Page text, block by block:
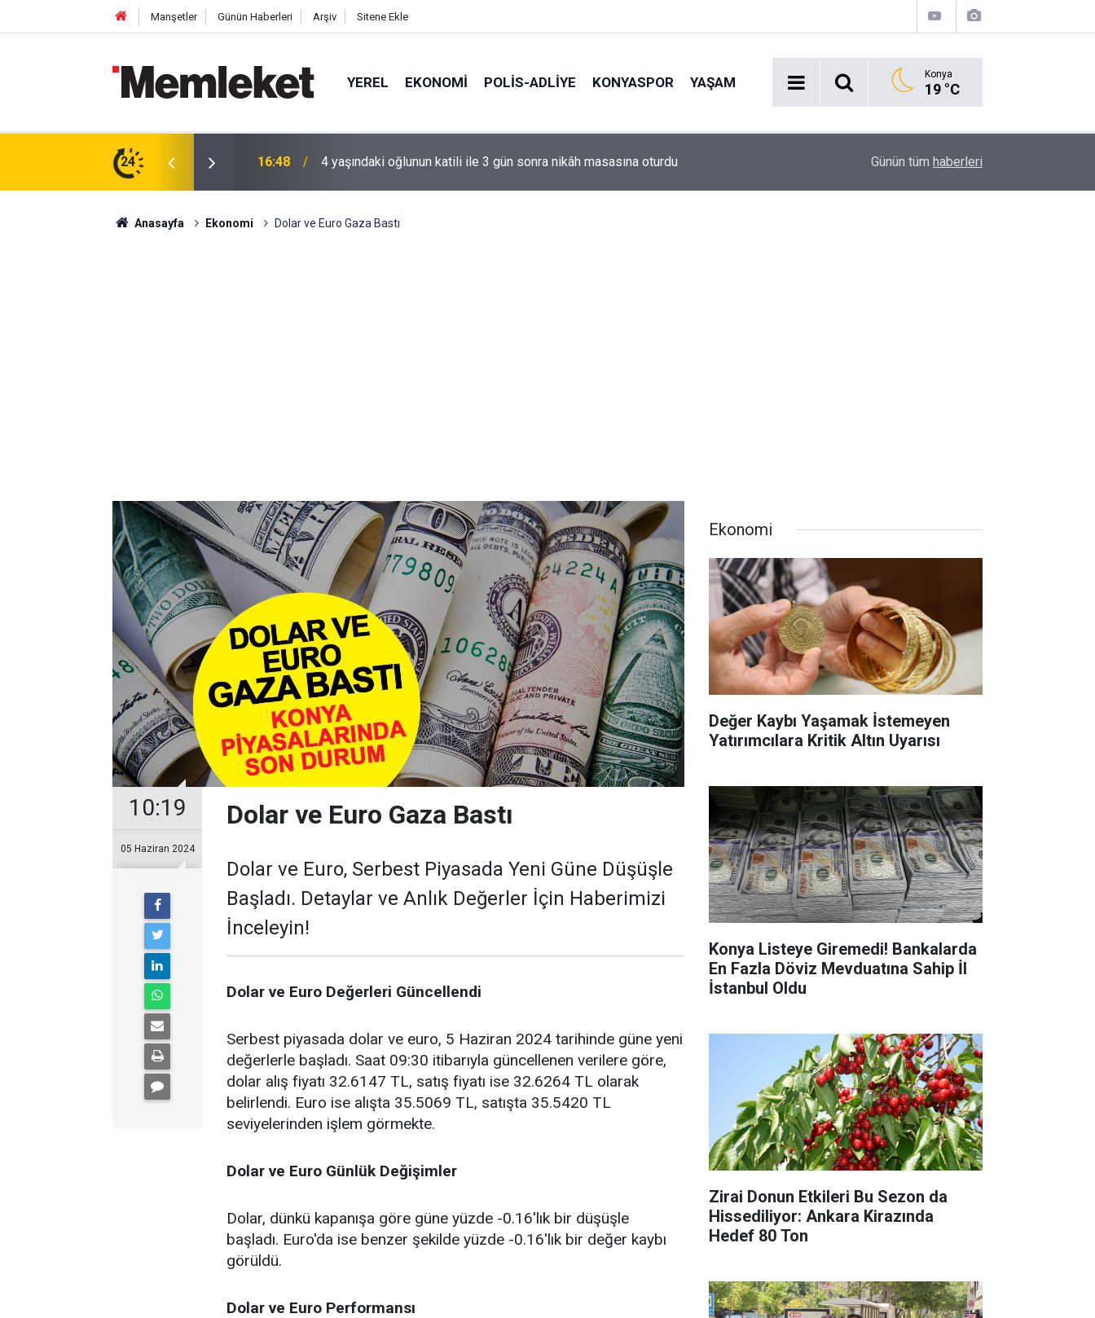
Manşetler Günün Haberleri Arşiv Sitene Ekle
YEREL EKONOMI POLİS-ADLİYE KONYASPOR YAŞAM Konya
19 °C
24
sonra nikâh masasına oturdu 16:44 Mahallede korku dolu anlar: Gaz hattı delindi Akaryakıt İstasyonunda Panik: Lastikçi
Günün tüm haberleri
Anasayfa Ekonomi Dolar ve Euro Gaza Bastı
10:19
05 Haziran 2024
Dolar ve Euro Gaza Bastı
Dolar ve Euro, Serbest Piyasada Yeni Güne Düşüşle
Başladı. Detaylar ve Anlık Değerler İçin Haberimizi
İnceleyin!
Dolar ve Euro Değerleri Güncellendi
Serbest piyasada dolar ve euro, 5 Haziran 2024 tarihinde güne yeni
değerlerle başladı. Saat 09:30 itibarıyla güncellenen verilere göre,
dolar alış fiyatı 32.6147 TL, satış fiyatı ise 32.6264 TL olarak
belirlendi. Euro ise alışta 35.5069 TL, satışta 35.5420 TL
seviyelerinden işlem görmekte.
Dolar ve Euro Günlük Değişimler
Dolar, dünkü kapanışa göre güne yüzde -0.16'lık bir düşüşle
başladı. Euro'da ise benzer şekilde yüzde -0.16'lık bir değer kaybı
görüldü.
Dolar ve Euro Performansı
Ekonomi
Değer Kaybı Yaşamak İstemeyen
Yatırımcılara Kritik Altın Uyarısı
Konya Listeye Giremedi! Bankalarda
En Fazla Döviz Mevduatına Sahip İl
İstanbul Oldu
Zirai Donun Etkileri Bu Sezon da
Hissediliyor: Ankara Kirazında
Hedef 80 Ton